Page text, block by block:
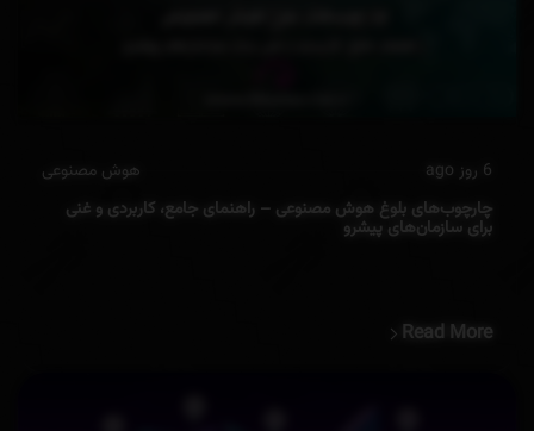
6 روز ago
هوش مصنوعی
چارچوب‌های بلوغ هوش مصنوعی – راهنمای جامع، کاربردی و غنی
برای سازمان‌های پیشرو
Read More